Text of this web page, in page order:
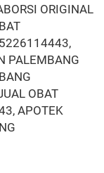
ORIGINAL
PALEMBANG
OBAT
APOTEK